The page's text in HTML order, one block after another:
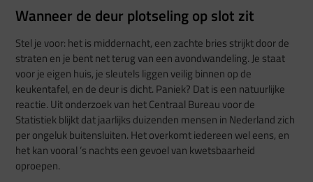
Wanneer de deur plotseling op slot zit
Stel je voor: het is middernacht, een zachte bries strijkt door de
straten en je bent net terug van een avondwandeling. Je staat
voor je eigen huis, je sleutels liggen veilig binnen op de
keukentafel, en de deur is dicht. Paniek? Dat is een natuurlijke
reactie. Uit onderzoek van het Centraal Bureau voor de
Statistiek blijkt dat jaarlijks duizenden mensen in Nederland zich
per ongeluk buitensluiten. Het overkomt iedereen wel eens, en
het kan vooral ’s nachts een gevoel van kwetsbaarheid
oproepen.